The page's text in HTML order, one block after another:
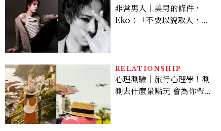
非常男人｜美男的條件，
Eko：「不要以貌取人，內
RELATIONSHIP
心理測驗｜旅行心理學！測
測去什麼景點玩 會為你帶來